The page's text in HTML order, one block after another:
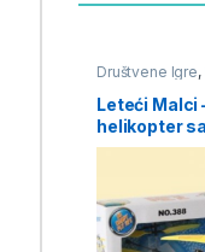
Društvene Igre,
Leteći Malci
helikopter sa